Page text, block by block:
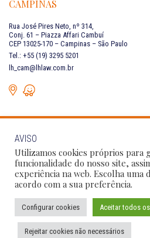
CAMPINAS
Rua José Pires Neto, nº 314,
Conj. 61 – Piazza Affari Cambuí
CEP 13025-170 – Campinas – São Paulo
Tel.: +55 (19) 3295 5201
lh_cam@lhlaw.com.br
FALE CONOSCO
Siga as nossas redes sociais:
Política de Privacidade Condições de
AVISO
Utilizamos cookies próprios para
funcionalidade do nosso site,
experiência na web. Escolha uma
acordo com a sua preferência.
Configurar cookies Aceitar todos
Rejeitar cookies não necessários